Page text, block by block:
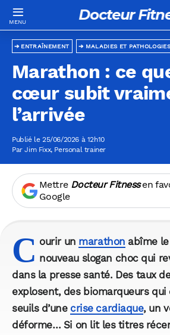
Docteur
ENTRAÎNEMENT MALADIES ET
Marathon : ce
cœur subit
l’arrivée
Publié le 25/06/2026 à 12h10
ParJim Fixx, Personal trainer
Mettre Docteur Fitnessen
Google
C ourir un marathon abîme
nouveau slogan choc qui
dans la presse santé. Des taux
explosent, des biomarqueurs qui
seuils d’une crise cardiaque, un
déforme… Si on lit les titres